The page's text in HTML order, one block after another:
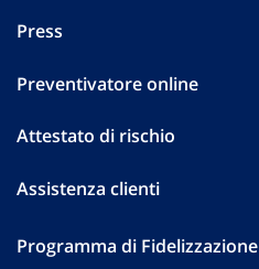
Press
Preventivatore online
Attestato di rischio
Assistenza clienti
Programma di Fidelizzazione